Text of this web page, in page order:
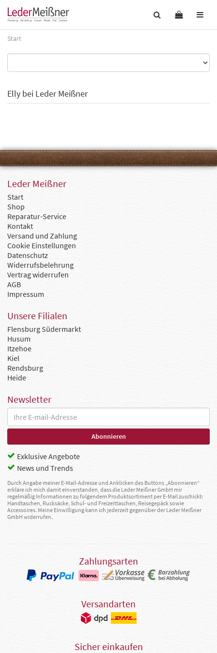
Start
Elly bei Leder Meißner
Leder Meißner
Start
Shop
Reparatur-Service
Kontakt
Versand und Zahlung
Cookie Einstellungen
Datenschutz
Widerrufsbelehrung
Vertrag widerrufen
AGB
Impressum
Unsere Filialen
Flensburg Südermarkt
Husum
Itzehoe
Kiel
Rendsburg
Heide
Newsletter
Exklusive Angebote
News und Trends
Durch Angabe meiner E-Mail-Adresse und Anklicken des Buttons „Abonnieren“
erkläre ich mich damit einverstanden, dass die Leder Meißner GmbH mir
regelmäßig Informationen zu folgendem Produktsortiment per E-Mail zuschickt:
Handtaschen, Rucksäcke, Schul- und Freizeittaschen, Reisegepäck sowie
Accessoires. Meine Einwilligung kann ich jederzeit gegenüber der Leder Meißner
GmbH widerrufen.
Zahlungsarten
Versandarten
Sicher einkaufen